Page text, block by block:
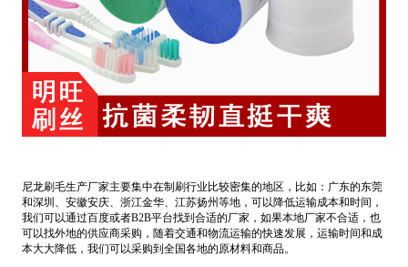
尼龙刷毛生产厂家主要集中在制刷行业比较密集的地区，比如：广东的东莞
和深圳、安徽安庆、浙江金华、江苏扬州等地，可以降低运输成本和时间，
我们可以通过百度或者B2B平台找到合适的厂家，如果本地厂家不合适，也
可以找外地的供应商采购，随着交通和物流运输的快速发展，运输时间和成
本大大降低，我们可以采购到全国各地的原材料和商品。